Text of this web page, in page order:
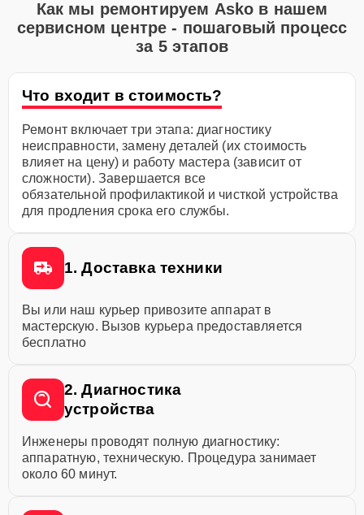
Как мы ремонтируем Asko в нашем
сервисном центре - пошаговый процесс
за 5 этапов
Что входит в стоимость?
Ремонт включает три этапа: диагностику
неисправности, замену деталей (их стоимость
влияет на цену) и работу мастера (зависит от
сложности). Завершается все
обязательной профилактикой и чисткой устройства
для продления срока его службы.
1. Доставка техники
Вы или наш курьер привозите аппарат в
мастерскую. Вызов курьера предоставляется
бесплатно
2. Диагностика
устройства
Инженеры проводят полную диагностику:
аппаратную, техническую. Процедура занимает
около 60 минут.